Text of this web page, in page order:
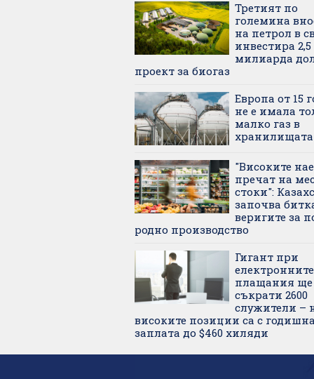
Третият по
големина
на петрол в
инвестира 2,5
милиарда
проект за биогаз
Европа от 15
не е имала
малко газ в
хранилищата
"Високите
пречат на
стоки":
започва
веригите за
родно производство
Гигант при
електронните
плащания ще
съкрати 2600
служители –
високите позиции са с годишна
заплата до $460 хиляди